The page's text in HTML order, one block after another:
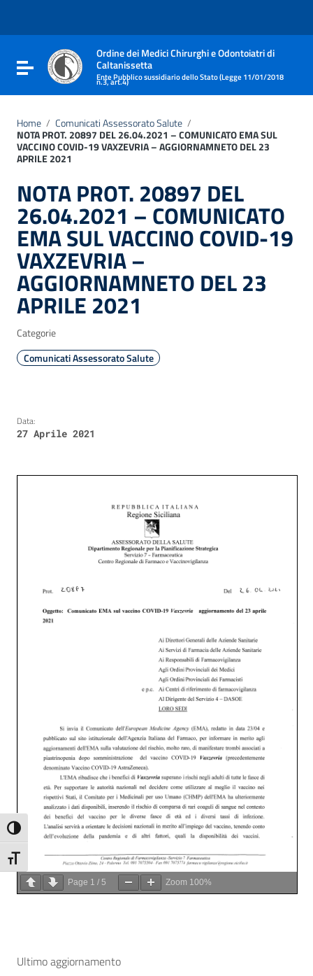
Attiva/disattiva alto contrasto
Attiva/disattiva dimensione testo
Vai al footer
Attiva / disattiva la navigazione
Ordine dei Medici Chirurghi e Odontoiatri di
Caltanissetta
Ente Pubblico sussidiario dello Stato (Legge 11/01/2018
n.3, art.4)
Home / Comunicati Assessorato Salute /
NOTA PROT. 20897 DEL 26.04.2021 – COMUNICATO EMA SUL
VACCINO COVID-19 VAXZEVRIA – AGGIORNAMNETO DEL 23
APRILE 2021
NOTA PROT. 20897 DEL
26.04.2021 – COMUNICATO
EMA SUL VACCINO COVID-19
VAXZEVRIA –
AGGIORNAMNETO DEL 23
APRILE 2021
Categorie
Comunicati Assessorato Salute
Data:
27 Aprile 2021
Page 1 / 5 Zoom 100%
Ultimo aggiornamento